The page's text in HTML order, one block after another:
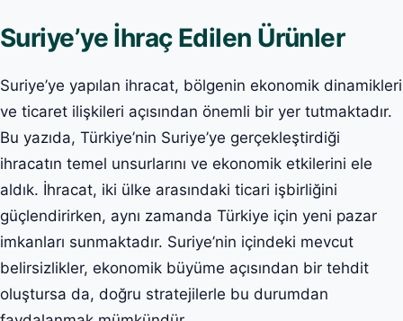
Suriye’ye İhraç Edilen Ürünler
Suriye’ye yapılan ihracat, bölgenin ekonomik dinamikleri
ve ticaret ilişkileri açısından önemli bir yer tutmaktadır.
Bu yazıda, Türkiye’nin Suriye’ye gerçekleştirdiği
ihracatın temel unsurlarını ve ekonomik etkilerini ele
aldık. İhracat, iki ülke arasındaki ticari işbirliğini
güçlendirirken, aynı zamanda Türkiye için yeni pazar
imkanları sunmaktadır. Suriye’nin içindeki mevcut
belirsizlikler, ekonomik büyüme açısından bir tehdit
oluştursa da, doğru stratejilerle bu durumdan